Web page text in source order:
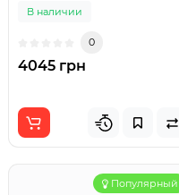
В наличии
0
4045 грн
Популярный